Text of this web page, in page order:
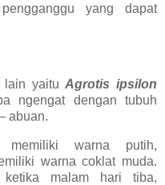
yang dapat
lain yaituAgrotis ipsilon
ngengat dengan tubuh
abuan.
memiliki warna putih,
warna coklat muda.
malam hari tiba,